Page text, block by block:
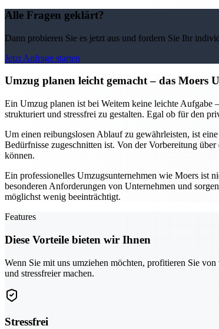
Alle Fragen geklärt?
Dann probieren Sie es jetzt aus und fordern Sie Ihr
Jetzt Anfrage starten
Umzug planen leicht gemacht – das Moers
Ein Umzug planen ist bei Weitem keine leichte Aufgabe
strukturiert und stressfrei zu gestalten. Egal ob für den
Um einen reibungslosen Ablauf zu gewährleisten, ist
Bedürfnisse zugeschnitten ist. Von der Vorbereitung
können.
Ein professionelles Umzugsunternehmen wie Moers ist
besonderen Anforderungen von Unternehmen und
möglichst wenig beeinträchtigt.
Features
Diese Vorteile bieten wir Ihnen
Wenn Sie mit uns umziehen möchten, profitieren Sie
und stressfreier machen.
Stressfrei